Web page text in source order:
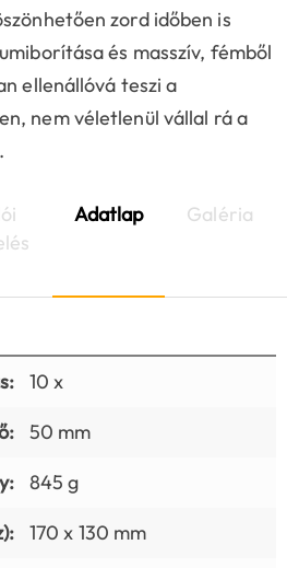
zord időben is
és masszív, fémből
ellenállóvá teszi a
nem véletlenül vállal rá a
.
Adatlap Galéria
10 x
50 mm
845 g
170 x 130 mm